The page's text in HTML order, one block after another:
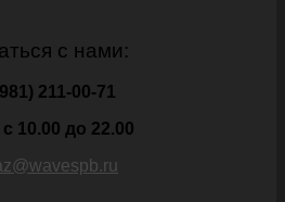
с нами:
211-00-71
c 10.00 до 22.00